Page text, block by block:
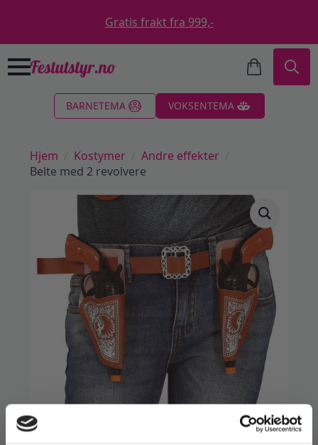
Gratis frakt fra 999,-
BARNETEMA VOKSENTEMA
Hjem Kostymer
Andre effekter
Belte med 2 revolvere